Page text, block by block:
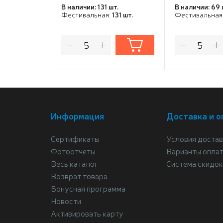
В наличии: 131 шт.
Фестивальная: 131 шт.
В наличии: 69
Фестивальная:
Информация
Сертификаты
Фотоотчеты
Весь каталог
Возврат товара
Бонусная программа
Новости
Активировать карту
Доставка и
Условия
Варианты
Система скидок